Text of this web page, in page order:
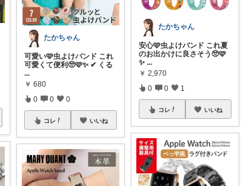
たかちゃん
可愛い🩷虫よけバンド これ
可愛くて便利🥺🩷✨ ✔ くる
...
￥ 680
0 0 0
コレ いいね
たかちゃん
安心🩷虫よけバンド これ夏
のお出かけに良さそう🥺🩷
✨...
￥ 2,970
0 0 1
コレ いいね